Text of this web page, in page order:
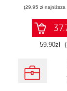
(29,95 zł
59.90zł